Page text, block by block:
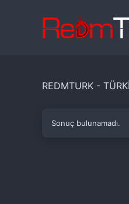
REDMTURK -
Sonuç bulunamadı.